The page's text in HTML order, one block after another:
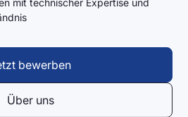
bewerben
Über uns